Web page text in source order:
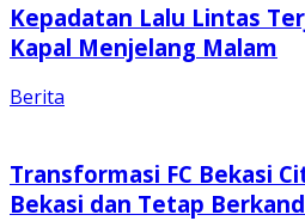
Kepadatan Lalu Lintas
Kapal Menjelang Malam
Berita
Transformasi FC Bekasi
Bekasi dan Tetap